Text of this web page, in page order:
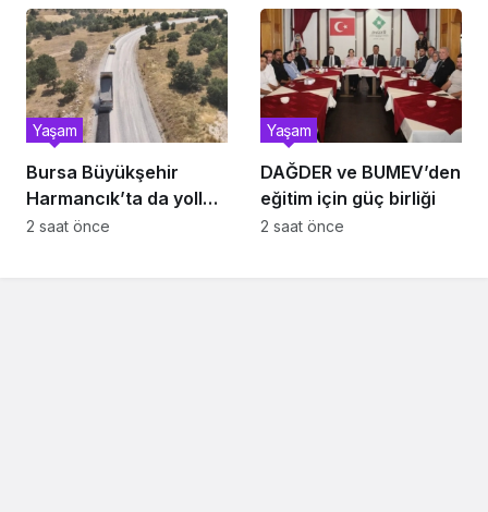
Bursa Büyükşehir
Harmancık’ta da yolları
yeniliyor
Yaşam
2 saat önce
DAĞDER ve BUMEV’den
eğitim için güç birliği
Yaşam
2 saat önce